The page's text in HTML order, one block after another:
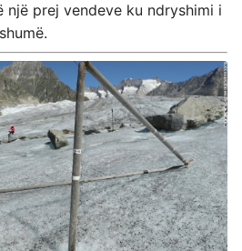
një prej vendeve ku ndryshimi i